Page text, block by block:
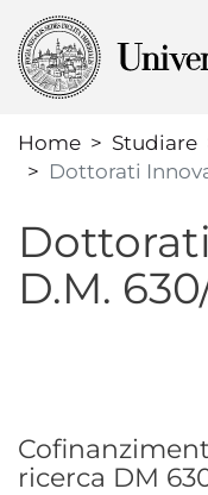
Home
Studiare
Dottorati
D.M.
ricerca DM